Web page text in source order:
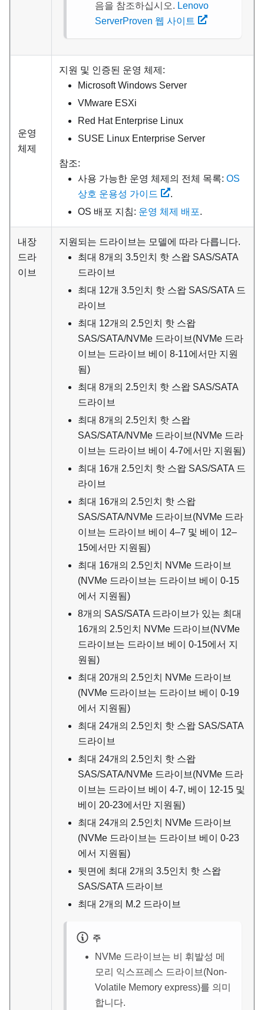
음을 참조하십시오. Lenovo
ServerProven 웹 사이트
운영
체제
지원 및 인증된 운영 체제:
Microsoft Windows Server
VMware ESXi
Red Hat Enterprise Linux
SUSE Linux Enterprise Server
참조:
사용 가능한 운영 체제의 전체 목록: OS
상호 운용성 가이드
.
OS 배포 지침: 운영 체제 배포.
내장
드라
이브
지원되는 드라이브는 모델에 따라 다릅니다.
최대 8개의 3.5인치 핫 스왑 SAS/SATA
드라이브
최대 12개 3.5인치 핫 스왑 SAS/SATA 드
라이브
최대 12개의 2.5인치 핫 스왑
SAS/SATA/NVMe 드라이브(NVMe 드라
이브는 드라이브 베이 8-11에서만 지원
됨)
최대 8개의 2.5인치 핫 스왑 SAS/SATA
드라이브
최대 8개의 2.5인치 핫 스왑
SAS/SATA/NVMe 드라이브(NVMe 드라
이브는 드라이브 베이 4-7에서만 지원됨)
최대 16개 2.5인치 핫 스왑 SAS/SATA 드
라이브
최대 16개의 2.5인치 핫 스왑
SAS/SATA/NVMe 드라이브(NVMe 드라
이브는 드라이브 베이 4–7 및 베이 12–
15에서만 지원됨)
최대 16개의 2.5인치 NVMe 드라이브
(NVMe 드라이브는 드라이브 베이 0-15
에서 지원됨)
8개의 SAS/SATA 드라이브가 있는 최대
16개의 2.5인치 NVMe 드라이브(NVMe
드라이브는 드라이브 베이 0-15에서 지
원됨)
최대 20개의 2.5인치 NVMe 드라이브
(NVMe 드라이브는 드라이브 베이 0-19
에서 지원됨)
최대 24개의 2.5인치 핫 스왑 SAS/SATA
드라이브
최대 24개의 2.5인치 핫 스왑
SAS/SATA/NVMe 드라이브(NVMe 드라
이브는 드라이브 베이 4-7, 베이 12-15 및
베이 20-23에서만 지원됨)
최대 24개의 2.5인치 NVMe 드라이브
(NVMe 드라이브는 드라이브 베이 0-23
에서 지원됨)
뒷면에 최대 2개의 3.5인치 핫 스왑
SAS/SATA 드라이브
최대 2개의 M.2 드라이브
주
NVMe 드라이브는 비 휘발성 메
모리 익스프레스 드라이브(Non-
Volatile Memory express)를 의미
합니다.